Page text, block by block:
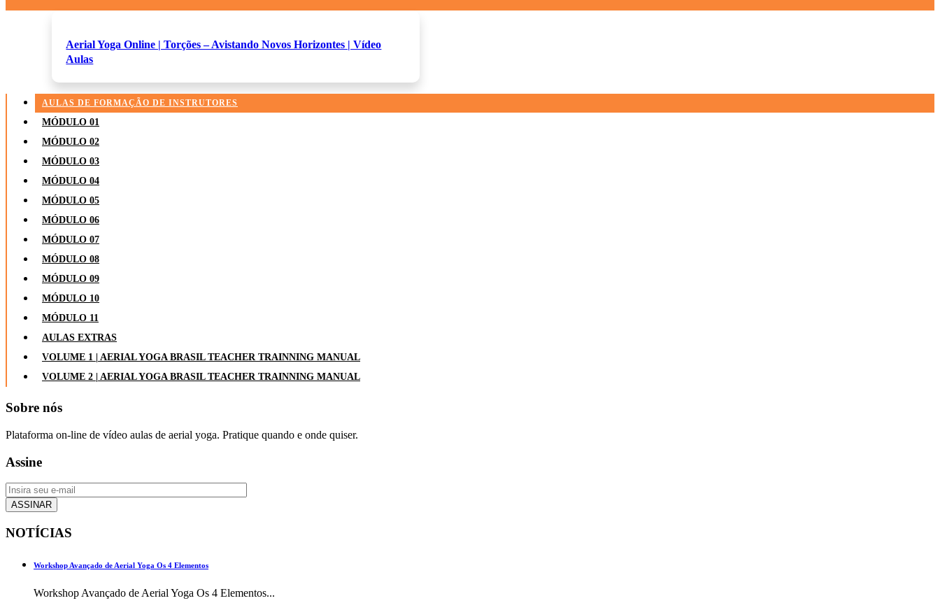
Aerial Yoga Online | Torções – Avistando Novos Horizontes | Vídeo
Aulas
AULAS DE FORMAÇÃO DE INSTRUTORES
MÓDULO 01
MÓDULO 02
MÓDULO 03
MÓDULO 04
MÓDULO 05
MÓDULO 06
MÓDULO 07
MÓDULO 08
MÓDULO 09
MÓDULO 10
MÓDULO 11
AULAS EXTRAS
VOLUME 1 | AERIAL YOGA BRASIL TEACHER TRAINNING MANUAL
VOLUME 2 | AERIAL YOGA BRASIL TEACHER TRAINNING MANUAL
Sobre nós
Plataforma on-line de vídeo aulas de aerial yoga. Pratique quando e onde quiser.
Assine
NOTÍCIAS
Workshop Avançado de Aerial Yoga Os 4 Elementos
Workshop Avançado de Aerial Yoga Os 4 Elementos...